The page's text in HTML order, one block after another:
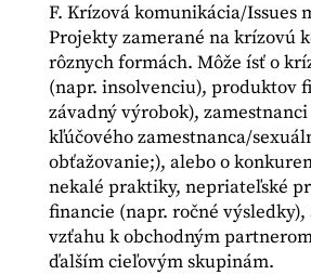
F. Krízová komunikácia/Issues
Projekty zamerané na krízovú
rôznych formách. Môže ísť o
(napr. insolvenciu), produktov
závadný výrobok),
kľúčového zamestnanca/
obťažovanie;), alebo o
nekalé praktiky, nepriateľské
financie (napr. ročné výsledky),
vzťahu k obchodným
ďalším cieľovým skupinám.